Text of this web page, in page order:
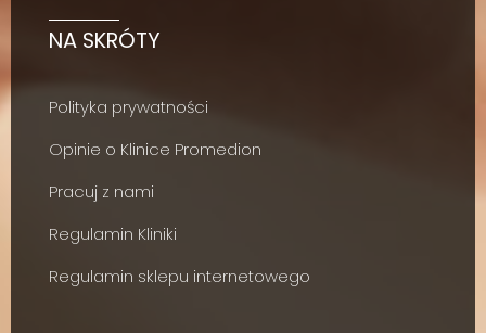
NA SKRÓTY
Polityka prywatności
Opinie o Klinice Promedion
Pracuj z nami
Regulamin Kliniki
Regulamin sklepu internetowego